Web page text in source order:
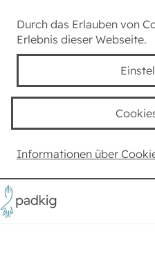
Durch das Erlauben von
Erlebnis dieser Webseite.
Informationen über
Taube Kultur
Kids
Haben Sie einen